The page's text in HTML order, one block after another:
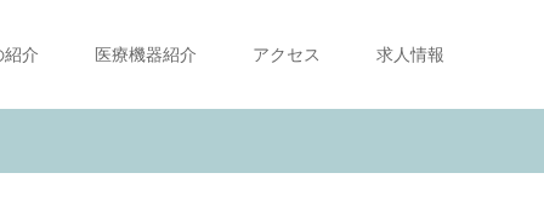
紹介 医療機器紹介 アクセス 求人情報